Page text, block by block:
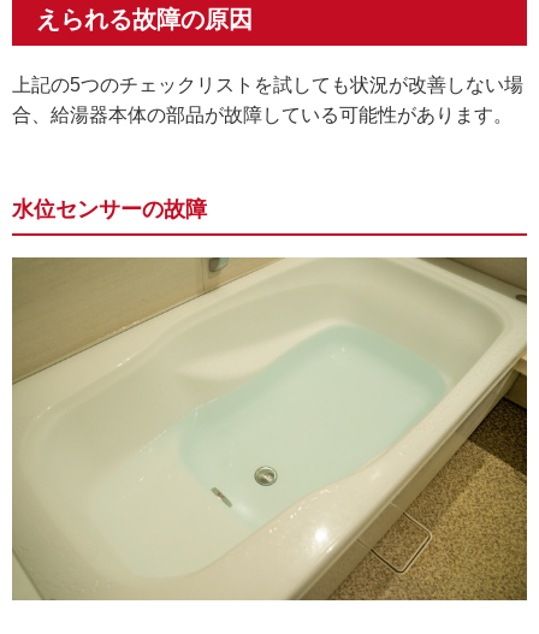
えられる故障の原因
上記の5つのチェックリストを試しても状況が改善しない場
合、給湯器本体の部品が故障している可能性があります。
水位センサーの故障